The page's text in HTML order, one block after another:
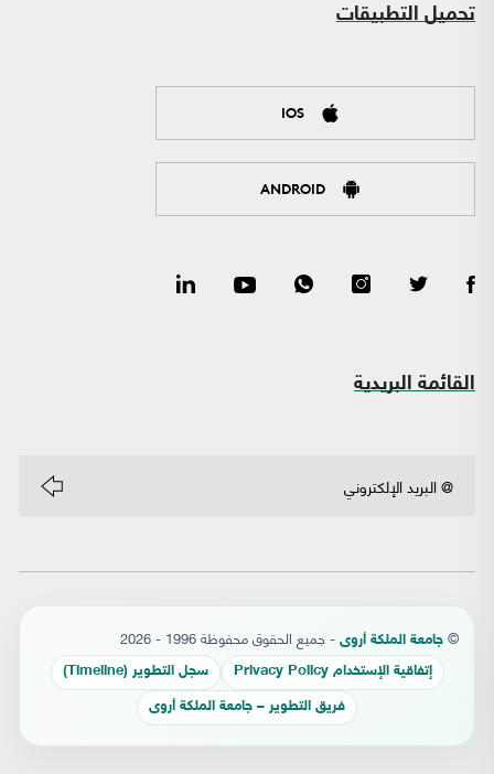
تحميل التطبيقات
IOS
ANDROID
القائمة البريدية
© جامعة الملكة أروى - جميع الحقوق محفوظة 1996 - 2026
إتفاقية الإستخدام Privacy Policy سجل التطوير (Timeline)
فريق التطوير – جامعة الملكة أروى